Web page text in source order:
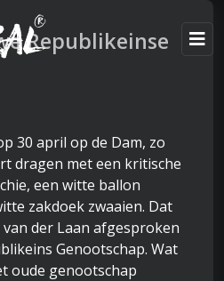
Republikeinse
30 april op de Dam, zo
dragen met een kritische
een witte ballon
zakdoek zwaaien. Dat
der Laan afgesproken
Genootschap. Wat
oude genootschap